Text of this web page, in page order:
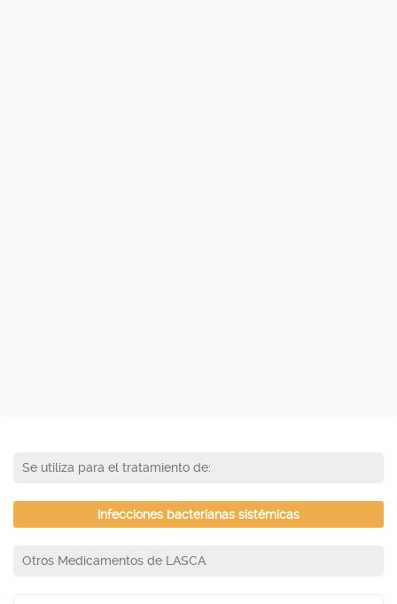
Se utiliza para el tratamiento de:
Infecciones bacterianas sistémicas
Otros Medicamentos de LASCA